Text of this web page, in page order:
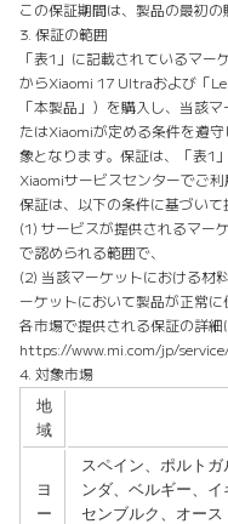
この保証期間は、製品の最初の
3. 保証の範囲
「表1」に記載されているマ
からXiaomi 17 Ultraおよび「
「本製品」）を購入し、当該
たはXiaomiが定める条件を遵
象となります。保証は、「表1
Xiaomiサービスセンターでご利
保証は、以下の条件に基づいて
(1) サービスが提供されるマー
で認められる範囲で、
(2) 当該マーケットにおける材
ーケットにおいて製品が正常に
各市場で提供される保証の詳細
https://www.mi.com/jp/
4. 対象市場
地
域
ヨ
ー
スペイン、ポルト
ンダ、ベルギー、
センブルク、オー